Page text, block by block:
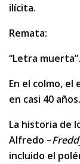
ilícita.
Remata:
“Letra muerta”.
En el colmo,
en casi 40 años.
La historia de
Alfredo –
incluido el